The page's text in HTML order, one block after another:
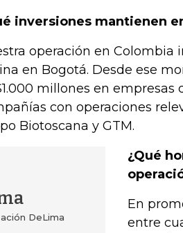
inversiones mantienen
operación en Colombia
en Bogotá. Desde ese
millones en
con operaciones
Biotoscana y GTM.
DeLima
¿Qué
En
entre